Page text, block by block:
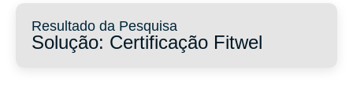
Resultado da Pesquisa
Solução: Certificação Fitwel